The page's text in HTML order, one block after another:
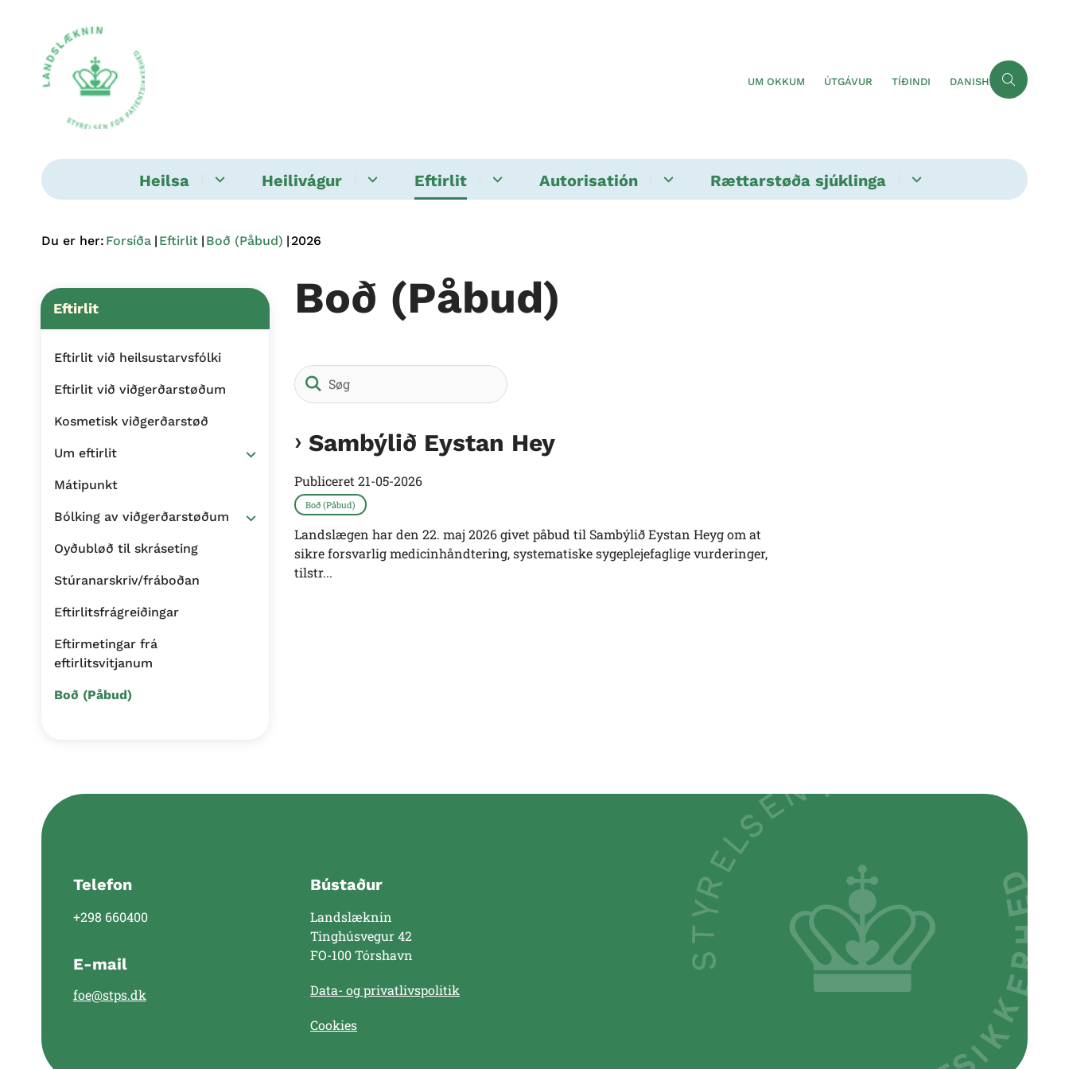
UM OKKUM ÚTGÁVUR TÍÐINDI DANISH
Heilsa Heilivágur Eftirlit Autorisatión Rættarstøða sjúklinga
Du er her: Forsíða Eftirlit Boð (Påbud) 2026
Eftirlit
Eftirlit við heilsustarvsfólki
Eftirlit við viðgerðarstøðum
Kosmetisk viðgerðarstøð
Um eftirlit
Mátipunkt
Bólking av viðgerðarstøðum
Oyðubløð til skráseting
Stúranarskriv/fráboðan
Eftirlitsfrágreiðingar
Eftirmetingar frá
eftirlitsvitjanum
Boð (Påbud)
Boð (Påbud)
Sambýlið Eystan Hey
Publiceret21-05-2026
Boð (Påbud)
Landslægen har den 22. maj 2026 givet påbud til Sambýlið Eystan Heyg om at
sikre forsvarlig medicinhåndtering, systematiske sygeplejefaglige vurderinger,
tilstr...
Telefon
+298 660400
E-mail
foe@stps.dk
Bústaður
Landslæknin
Tinghúsvegur 42
FO-100 Tórshavn
Data- og privatlivspolitik
Cookies